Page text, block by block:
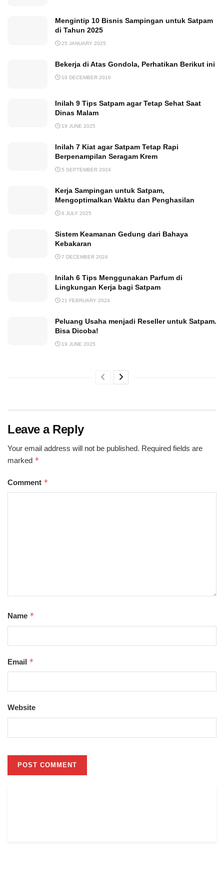
Mengintip 10 Bisnis Sampingan untuk Satpam
di Tahun 2025
25 JANUARY 2025
Bekerja di Atas Gondola, Perhatikan Berikut ini
19 DECEMBER 2016
Inilah 9 Tips Satpam agar Tetap Sehat Saat
Dinas Malam
19 JUNE 2025
Inilah 7 Kiat agar Satpam Tetap Rapi
Berpenampilan Seragam Krem
5 SEPTEMBER 2024
Kerja Sampingan untuk Satpam,
Mengoptimalkan Waktu dan Penghasilan
6 JULY 2025
Sistem Keamanan Gedung dari Bahaya
Kebakaran
7 DECEMBER 2024
Inilah 6 Tips Menggunakan Parfum di
Lingkungan Kerja bagi Satpam
21 FEBRUARY 2024
Peluang Usaha menjadi Reseller untuk Satpam.
Bisa Dicoba!
19 JUNE 2025
Leave a Reply
Your email address will not be published. Required fields are
marked *
Comment *
Name *
Email *
Website